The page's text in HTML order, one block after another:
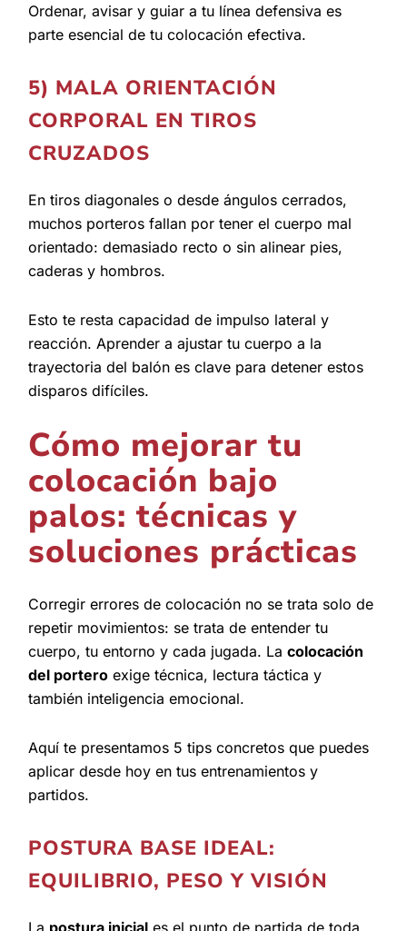
Ordenar, avisar y guiar a tu línea defensiva es
parte esencial de tu colocación efectiva.
5) MALA ORIENTACIÓN
CORPORAL EN TIROS
CRUZADOS
En tiros diagonales o desde ángulos cerrados,
muchos porteros fallan por tener el cuerpo mal
orientado: demasiado recto o sin alinear pies,
caderas y hombros.
Esto te resta capacidad de impulso lateral y
reacción. Aprender a ajustar tu cuerpo a la
trayectoria del balón es clave para detener estos
disparos difíciles.
Cómo mejorar tu
colocación bajo
palos: técnicas y
soluciones prácticas
Corregir errores de colocación no se trata solo de
repetir movimientos: se trata de entender tu
cuerpo, tu entorno y cada jugada. Lacolocación
del portero exige técnica, lectura táctica y
también inteligencia emocional.
Aquí te presentamos 5 tips concretos que puedes
aplicar desde hoy en tus entrenamientos y
partidos.
POSTURA BASE IDEAL:
EQUILIBRIO, PESO Y VISIÓN
La postura inicial es el punto de partida de toda